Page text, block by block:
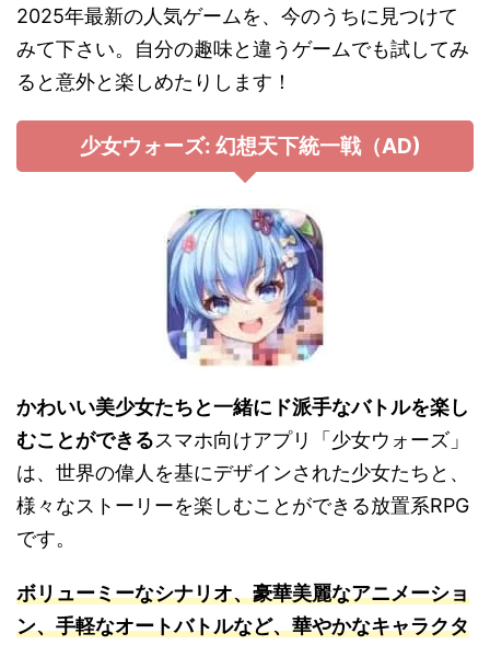
2025年最新の人気ゲームを、今のうちに見つけて
みて下さい。自分の趣味と違うゲームでも試してみ
ると意外と楽しめたりします！
少女ウォーズ: 幻想天下統一戦（AD)
かわいい美少女たちと一緒にド派手なバトルを楽し
むことができるスマホ向けアプリ「少女ウォーズ」
は、世界の偉人を基にデザインされた少女たちと、
様々なストーリーを楽しむことができる放置系RPG
です。
ボリューミーなシナリオ、豪華美麗なアニメーショ
ン、手軽なオートバトルなど、華やかなキャラクタ